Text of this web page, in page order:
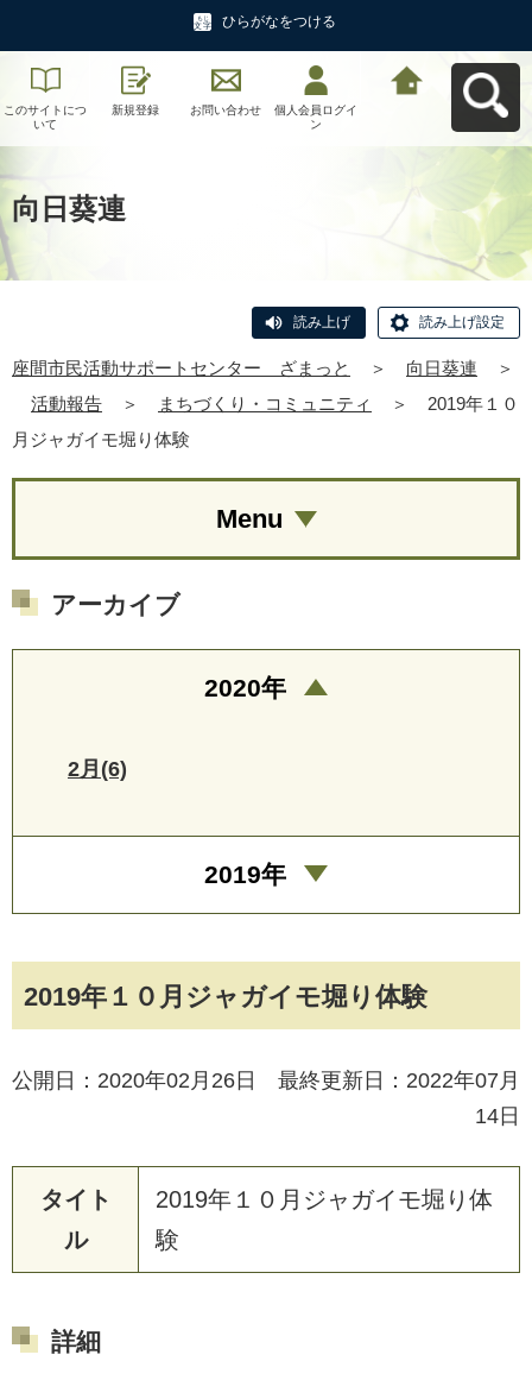
ひらがなをつける
このサイトにつ
いて
新規登録 お問い合わせ
個人会員ログイ
ン
向日葵連
読み上げ 読み上げ設定
座間市民活動サポートセンター ざまっと ＞ 向日葵連
＞
活動報告
＞ まちづくり・コミュニティ ＞
2019年１０
月ジャガイモ堀り体験
2019年１０月ジャガイモ堀り体験
公開日：2020年02月26日 最終更新日：2022年07月
14日
タイト
ル
2019年１０月ジャガイモ堀り体
験
詳細
Menu
アーカイブ
2020年
2月(6)
2019年